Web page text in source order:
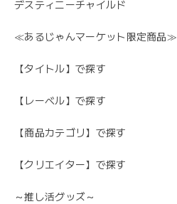
デスティニーチャイルド
≪あるじゃんマーケット限定商品≫
【タイトル】で探す
【レーベル】で探す
【商品カテゴリ】で探す
【クリエイター】で探す
～推し活グッズ～